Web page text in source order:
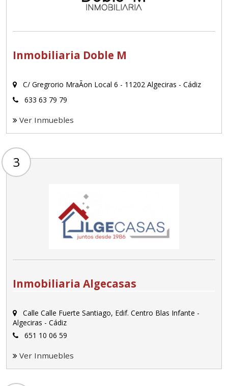
Inmobiliaria Doble M
C/ Gregrorio MraÃon Local 6 - 11202 Algeciras - Cádiz
633 63 79 79
Ver Inmuebles
3
Inmobiliaria Algecasas
Calle Calle Fuerte Santiago, Edif. Centro Blas Infante -
Algeciras - Cádiz
651 10 06 59
Ver Inmuebles